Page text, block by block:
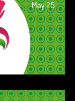
May 25